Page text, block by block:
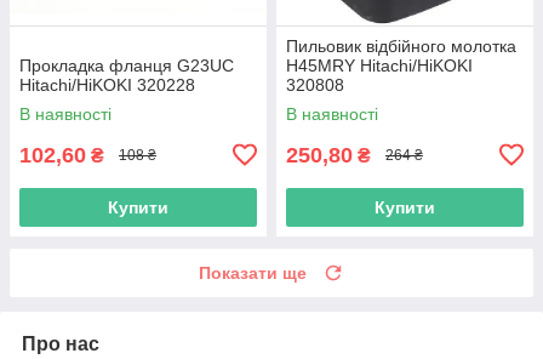
Прокладка фланця G23UC
Hitachi/HiKOKI 320228
В наявності
102,60 ₴ 108 ₴
Купити
Пильовик відбійного молотка
H45MRY Hitachi/HiKOKI
320808
В наявності
250,80 ₴ 264 ₴
Купити
Показати ще
Про нас